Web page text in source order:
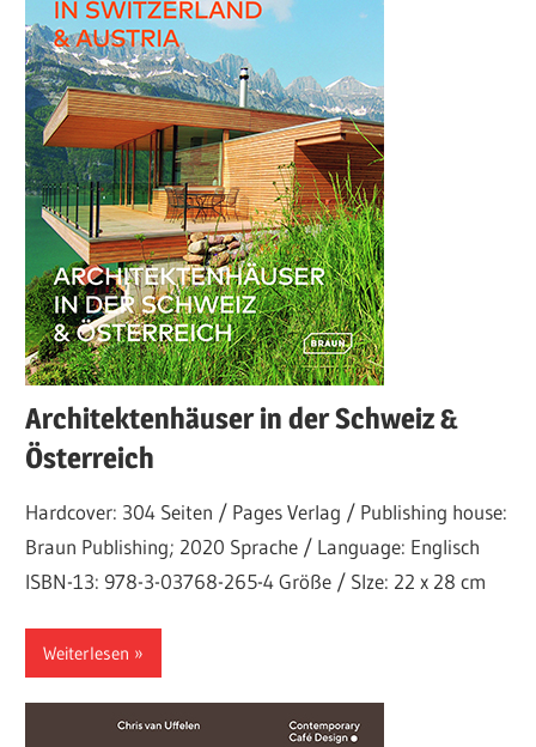
Architektenhäuser in der Schweiz &
Österreich
Hardcover: 304 Seiten / Pages Verlag / Publishing house:
Braun Publishing; 2020 Sprache / Language: Englisch
ISBN-13: 978-3-03768-265-4 Größe / SIze: 22 x 28 cm
Weiterlesen